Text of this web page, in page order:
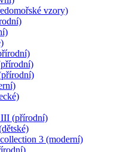
vzory)
(přírodní)
3 (moderní)